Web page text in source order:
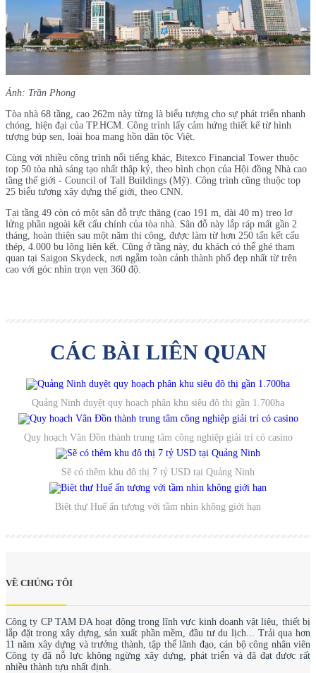
Ảnh: Trần Phong
Tòa nhà 68 tầng, cao 262m này từng là biểu tượng cho sự phát triển nhanh
chóng, hiện đại của TP.HCM. Công trình lấy cảm hứng thiết kế từ hình
tượng búp sen, loài hoa mang hồn dân tộc Việt.
Cùng với nhiều công trình nổi tiếng khác, Bitexco Financial Tower thuộc
top 50 tòa nhà sáng tạo nhất thập kỷ, theo bình chọn của Hội đồng Nhà cao
tầng thế giới - Council of Tall Buildings (Mỹ). Công trình cũng thuộc top
25 biểu tượng xây dựng thế giới, theo CNN.
Tại tầng 49 còn có một sân đỗ trực thăng (cao 191 m, dài 40 m) treo lơ
lửng phần ngoài kết cấu chính của tòa nhà. Sân đỗ này lắp ráp mất gần 2
tháng, hoàn thiện sau một năm thi công, được làm từ hơn 250 tấn kết cấu
thép, 4.000 bu lông liên kết. Cũng ở tầng này, du khách có thể ghé tham
quan tại Saigon Skydeck, nơi ngắm toàn cảnh thành phố đẹp nhất từ trên
cao với góc nhìn trọn vẹn 360 độ.
CÁC BÀI LIÊN QUAN
Quảng Ninh duyệt quy hoạch phân khu siêu đô thị gần 1.700ha
Quy hoạch Vân Đồn thành trung tâm công nghiệp giải trí có casino
Sẽ có thêm khu đô thị 7 tỷ USD tại Quảng Ninh
Biệt thự Huế ấn tượng với tầm nhìn không giới hạn
VỀ CHÚNG TÔI
Công ty CP TAM ĐA hoạt động trong lĩnh vực kinh doanh vật liệu, thiết bị
lắp đặt trong xây dựng, sản xuất phần mềm, đầu tư du lịch... Trải qua hơn
11 năm xây dựng và trưởng thành, tập thể lãnh đạo, cán bộ công nhân viên
Công ty đã nỗ lực không ngừng xây dựng, phát triển và đã đạt được rất
nhiều thành tựu nhất định.